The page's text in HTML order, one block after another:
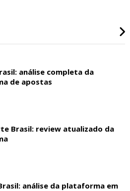
análise completa da
de apostas
Brasil: review atualizado da
análise da plataforma em